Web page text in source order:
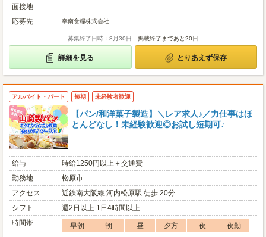
面接地
応募先
幸南食糧株式会社
募集終了日時：8月30日 掲載終了まであと20日
詳細を見る とりあえず保存
アルバイト・パート 短期 未経験者歓迎
【パン/和洋菓子製造】＼レア求人♪／力仕事はほ
とんどなし！未経験歓迎◎お試し短期可♪
給与
時給1250円以上＋交通費
勤務地
松原市
アクセス
近鉄南大阪線 河内松原駅 徒歩 20分
シフト
週2日以上 1日4時間以上
時間帯
早朝 朝 昼 夕方 夜
夜勤